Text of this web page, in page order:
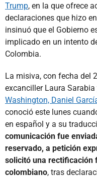
Trump, en la que ofrece
declaraciones que hizo
insinuó que el Gobierno
implicado en un intento
Colombia.
La misiva, con fecha del
excanciller Laura Sarabia
Washington, Daniel
conoció este lunes
en español y a su
comunicación fue
reservado, a petición
solicitó una rectificación
colombiano, tras